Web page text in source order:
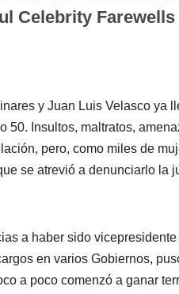
y Juan Luis Velasco ya
50. Insultos, maltratos,
pero, como miles de
se atrevió a denunciarlo la
a haber sido vicepresidente
en varios Gobiernos,
a poco comenzó a ganar